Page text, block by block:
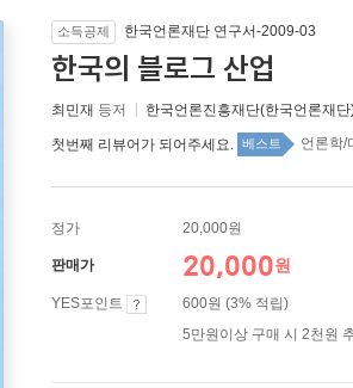
소득공제 한국언론재단 연구서-2009-03
한국의 블로그 산업
최민재 등저 한국언론진흥재단(한국언론재단
첫번째 리뷰어가 되어주세요. 베스트 언론학/
정가 20,000원
판매가 20,000원
YES포인트
600원 (3% 적립)
5만원이상 구매 시 2천원